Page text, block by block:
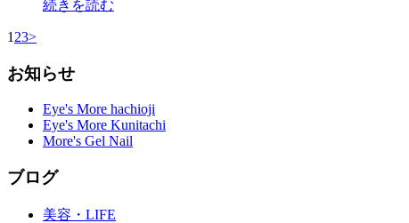
続きを読む
1 23>
お知らせ
Eye's More hachioji
Eye's More Kunitachi
More's Gel Nail
ブログ
美容・LIFE